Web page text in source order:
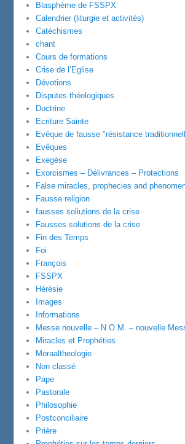
Blasphème de FSSPX
Calendrier (liturgie et activités)
Catéchismes
chant
Cours de formations
Crise de l’Eglise
Dévotions
Disputes théologiques
Doctrine
Ecriture Sainte
Evêque de fausse "résistance
Evêques
Exegèse
Exorcismes – Délivrances – Protections
False miracles, prophecies and
Fausse religion
fausses soliutions de la crise
Fausses solutions de la crise
Fin des Temps
Foi
François
FSSPX
Hérésie
Images
Informations
Messe nouvelle – N.O.M. – nouvelle
Miracles et Prophéties
Moraaltheologie
Non classé
Pape
Pastorale
Philosophie
Postconciliaire
Prière